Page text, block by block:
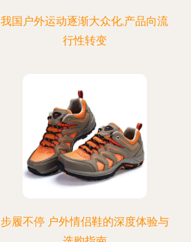
我国户外运动逐渐大众化,产品向流
行性转变
步履不停 户外情侣鞋的深度体验与